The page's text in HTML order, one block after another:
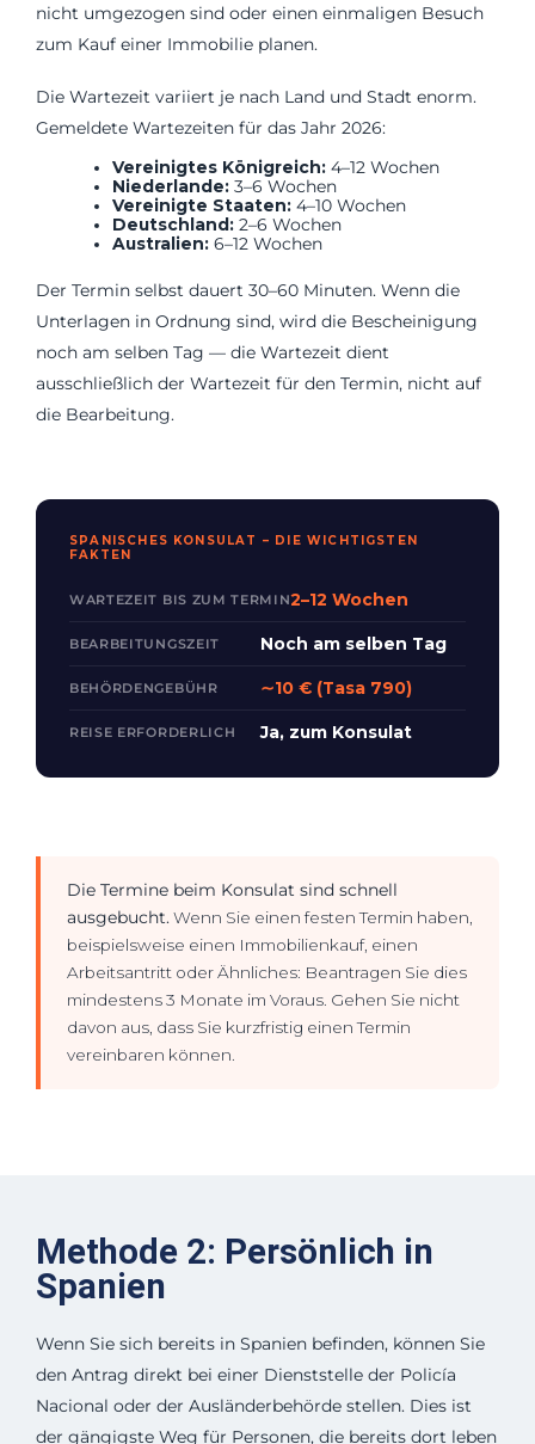
nicht umgezogen sind oder einen einmaligen Besuch
zum Kauf einer Immobilie planen.
Die Wartezeit variiert je nach Land und Stadt enorm.
Gemeldete Wartezeiten für das Jahr 2026:
Vereinigtes Königreich:4–12 Wochen
Niederlande:3–6 Wochen
Vereinigte Staaten:4–10 Wochen
Deutschland:2–6 Wochen
Australien:6–12 Wochen
Der Termin selbst dauert 30–60 Minuten. Wenn die
Unterlagen in Ordnung sind, wird die Bescheinigung
noch am selben Tag — die Wartezeit dient
ausschließlich der Wartezeit für den Termin, nicht auf
die Bearbeitung.
SPANISCHES KONSULAT – DIE WICHTIGSTEN
FAKTEN
WARTEZEIT BIS ZUM TERMIN2–12 Wochen
BEARBEITUNGSZEIT Noch am selben Tag
BEHÖRDENGEBÜHR ∼10 € (Tasa 790)
REISE ERFORDERLICH Ja, zum Konsulat
Die Termine beim Konsulat sind schnell
ausgebucht.Wenn Sie einen festen Termin haben,
beispielsweise einen Immobilienkauf, einen
Arbeitsantritt oder Ähnliches: Beantragen Sie dies
mindestens 3 Monate im Voraus. Gehen Sie nicht
davon aus, dass Sie kurzfristig einen Termin
vereinbaren können.
Methode 2: Persönlich in
Spanien
Wenn Sie sich bereits in Spanien befinden, können Sie
den Antrag direkt bei einer Dienststelle der Policía
Nacional oder der Ausländerbehörde stellen. Dies ist
der gängigste Weg für Personen, die bereits dort leben